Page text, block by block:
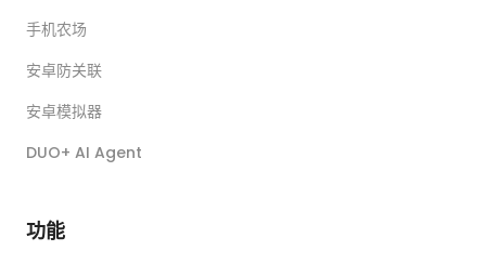
手机农场
安卓防关联
安卓模拟器
DUO+ AI Agent
功能